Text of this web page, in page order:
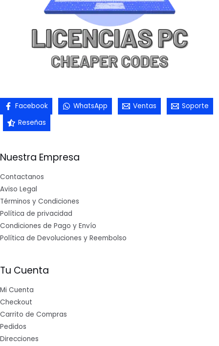
Facebook WhatsApp Ventas
Soporte
Reseñas
Nuestra Empresa
Contactanos
Aviso Legal
Términos y Condiciones
Política de privacidad
Condiciones de Pago y Envío
Política de Devoluciones y Reembolso
Tu Cuenta
Mi Cuenta
Checkout
Carrito de Compras
Pedidos
Direcciones